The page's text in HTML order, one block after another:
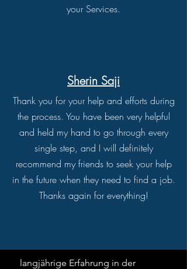
your Services.
Sherin Saji
Thank you for your help and efforts during
the process. You have been very helpful
and held my hand to go through every
single step, and I will definitely
recommend my friends to seek your help
in the future when they need to find a job.
Thanks again for everything!
langjährige Erfahrung in der